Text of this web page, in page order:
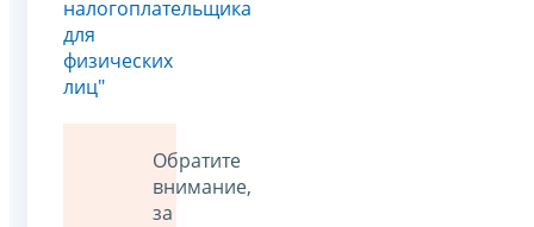
налогоплательщика
для
физических
лиц"
Обратите
внимание,
за